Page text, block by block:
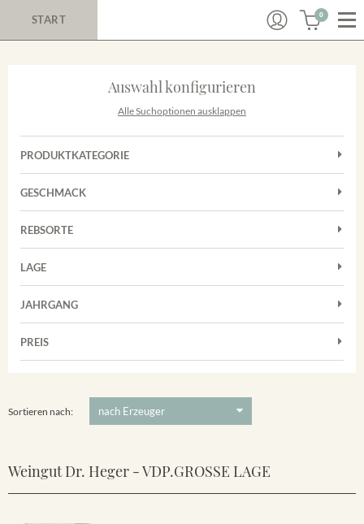
START 0
Auswahl konfigurieren
Alle Suchoptionen ausklappen
PRODUKTKATEGORIE
Cuvées
Rosé
Weißwein
GESCHMACK
Trocken
REBSORTE
Chardonnay
Grauburgunder
Riesling
LAGE
Achkarrer Schlossberg
Vorderer Winklerberg
Winklerberg Hinter Winklen
JAHRGANG
PREIS
Sortieren nach:
Weingut Dr. Heger - VDP.GROSSE LAGE